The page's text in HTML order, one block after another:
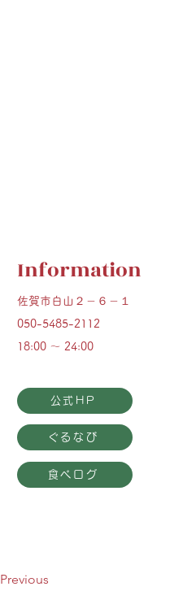
Information
佐賀市白山２－６－１
050-5485-2112
18:00 ～ 24:00
公式HP
ぐるなび
食べログ
Previous